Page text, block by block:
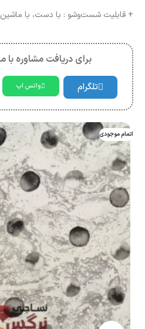
+ قابلیت شست‌وشو : با دست، با
برای دریافت مشاوره با
تلگرام واتس اپ
اتمام موجودی